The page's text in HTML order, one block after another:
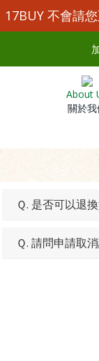
17BUY 不會請
About
關於我
Ｑ. 是否可以退
Ｑ. 請問申請取